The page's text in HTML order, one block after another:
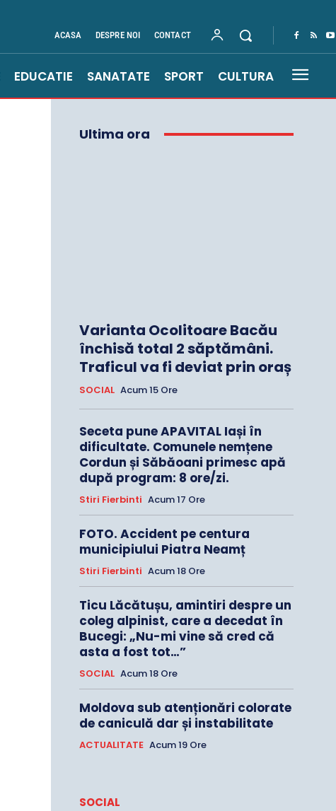
ACASA DESPRE NOI CONTACT
EDUCATIE SANATATE SPORT CULTURA
Ultima ora
Varianta Ocolitoare Bacău
închisă total 2 săptămâni.
Traficul va fi deviat prin oraș
SOCIAL Acum 15 Ore
Seceta pune APAVITAL Iași în
dificultate. Comunele nemțene
Cordun și Săbăoani primesc apă
după program: 8 ore/zi.
Stiri Fierbinti Acum 17 Ore
FOTO. Accident pe centura
municipiului Piatra Neamț
Stiri Fierbinti Acum 18 Ore
Ticu Lăcătușu, amintiri despre un
coleg alpinist, care a decedat în
Bucegi: „Nu-mi vine să cred că
asta a fost tot…”
SOCIAL Acum 18 Ore
Moldova sub atenționări colorate
de caniculă dar și instabilitate
ACTUALITATE Acum 19 Ore
SOCIAL